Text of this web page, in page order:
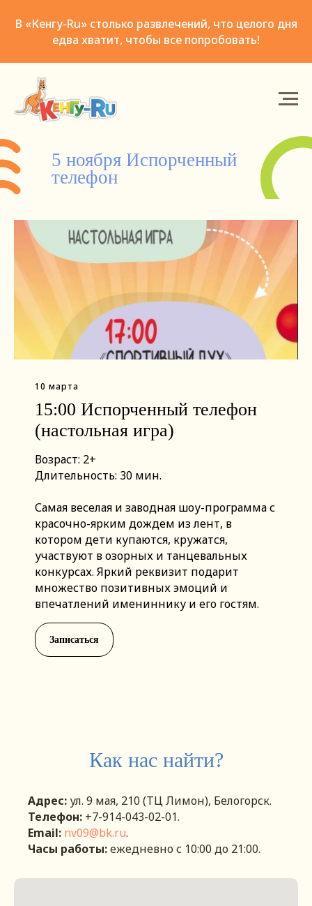
В «Кенгу-Ru» столько развлечений, что целого дня
едва хватит, чтобы все попробовать!
5 ноября Испорченный
телефон
10 марта
15:00 Испорченный телефон
(настольная игра)
Возраст: 2+
Длительность: 30 мин.
Самая веселая и заводная шоу-программа с
красочно-ярким дождем из лент, в
котором дети купаются, кружатся,
участвуют в озорных и танцевальных
конкурсах. Яркий реквизит подарит
множество позитивных эмоций и
впечатлений имениннику и его гостям.
Записаться
Как нас найти?
Адрес: ул. 9 мая, 210 (ТЦ Лимон), Белогорск.
Телефон: +7-914-043-02-01.
Email: nv09@bk.ru.
Часы работы:eжедневно с 10:00 до 21:00.